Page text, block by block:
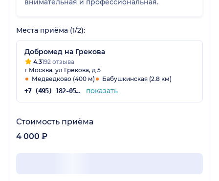
внимательная и профессиональная.
Места приёма (1/2):
Добромед на Грекова
4.3192 отзыва
г Москва, ул Грекова, д 5
Медведково (400 м)
Бабушкинская (2.8 км)
+7 (495) 182-05-40 показать
Стоимость приёма
4 000 ₽